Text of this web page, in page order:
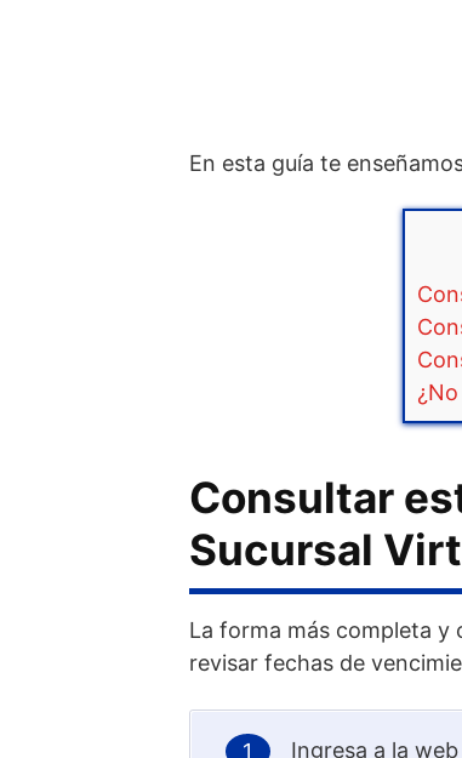
En esta guía te
Consultar
Sucursal
La forma más completa y
revisar fechas de
Ingresa a la